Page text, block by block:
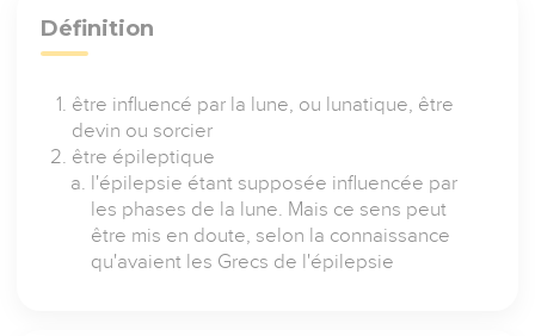
Définition
être influencé par la lune, ou lunatique, être
devin ou sorcier
être épileptique
l'épilepsie étant supposée influencée par
les phases de la lune. Mais ce sens peut
être mis en doute, selon la connaissance
qu'avaient les Grecs de l'épilepsie